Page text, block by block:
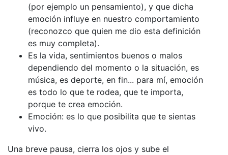
(por ejemplo un pensamiento), y que dicha
emoción influye en nuestro comportamiento
(reconozco que quien me dio esta definición
es muy completa).
Es la vida, sentimientos buenos o malos
dependiendo del momento o la situación, es
música, es deporte, en fin... para mí, emoción
es todo lo que te rodea, que te importa,
porque te crea emoción.
Emoción: es lo que posibilita que te sientas
vivo.
Una breve pausa, cierra los ojos y sube el